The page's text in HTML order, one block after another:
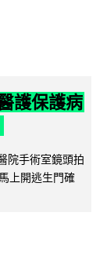
護保護病
院手術室鏡頭拍
上開逃生門確